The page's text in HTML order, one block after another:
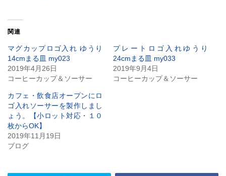
有
(新
し
い
ウ
ィ
ド
ウ
で
ま
す)
リ
ッ
ク
し
て
く
さ
い
(新
い
ィ
ン
き
関連
マグカップロゴ入れ ゆうり
14cmまる皿 my023
2019年4月26日
コーヒーカップ＆ソーサー
プレートロゴ入れゆうり
24cmまる皿 my033
2019年9月4日
コーヒーカップ＆ソーサー
カフェ・飲食店オープンにロ
ゴ入れソーサーを製作しまし
ょう。【小ロット対応・１０
枚からOK】
2019年11月19日
ブログ